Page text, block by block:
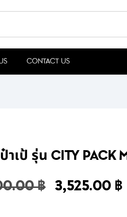
CONTACT US
ป๋าเป้ รุ่น CITY PACK
฿ 3,525.00 ฿